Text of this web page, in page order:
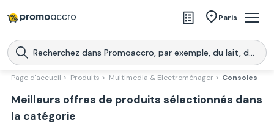
Paris
Magasins
Produits
Télécharge l’application
Promoaccro
Télécharger
Page d'accueil > Produits > Multimedia & Electroménager > Consoles
Meilleurs offres de produits sélectionnés dans
la catégorie